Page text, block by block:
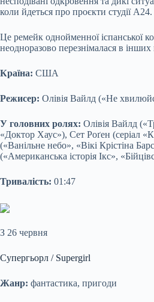
коли йдеться про проєкти студії A24.
Це ремейк однойменної іспанської
неодноразово перезнімалася в інших
Країна: США
Режисер: Олівія Вайлд («Не
У головних ролях: Олівія Вайлд
«Доктор Хаус»), Сет Роґен (серіал
(«Ванільне небо», «Вікі Крістіна
(«Американська історія Ікс»,
Тривалість: 01:47
З 26 червня
Супергьорл / Supergirl
Жанр: фантастика, пригоди